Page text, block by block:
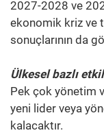
2027-2028 ve
ekonomik kriz ve
sonuçlarının da
Ülkesel bazlı
Pek çok yönetim
yeni lider veya
kalacaktır.